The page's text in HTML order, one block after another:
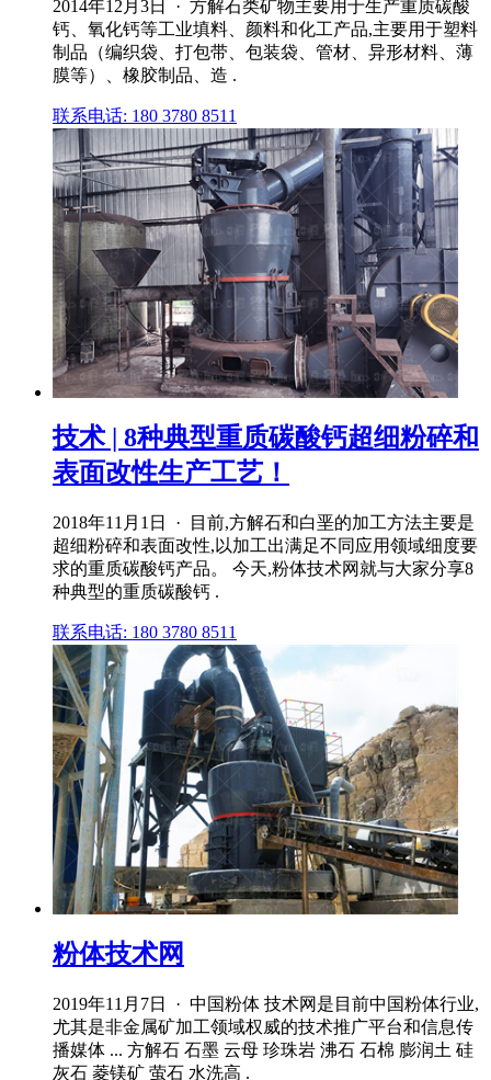
2014年12月3日 · 方解石类矿物主要用于生产重质碳酸
钙、氧化钙等工业填料、颜料和化工产品,主要用于塑料
制品（编织袋、打包带、包装袋、管材、异形材料、薄
膜等）、橡胶制品、造 .
联系电话: 180 3780 8511
技术 | 8种典型重质碳酸钙超细粉碎和
表面改性生产工艺！
2018年11月1日 · 目前,方解石和白垩的加工方法主要是
超细粉碎和表面改性,以加工出满足不同应用领域细度要
求的重质碳酸钙产品。 今天,粉体技术网就与大家分享8
种典型的重质碳酸钙 .
联系电话: 180 3780 8511
粉体技术网
2019年11月7日 · 中国粉体 技术网是目前中国粉体行业,
尤其是非金属矿加工领域权威的技术推广平台和信息传
播媒体 ... 方解石 石墨 云母 珍珠岩 沸石 石棉 膨润土 硅
灰石 菱镁矿 萤石 水洗高 .